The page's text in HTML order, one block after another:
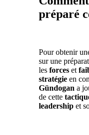
préparé
Pour obtenir
sur une
les forces et
stratégie en
Gündogan a
de cette
leadership et